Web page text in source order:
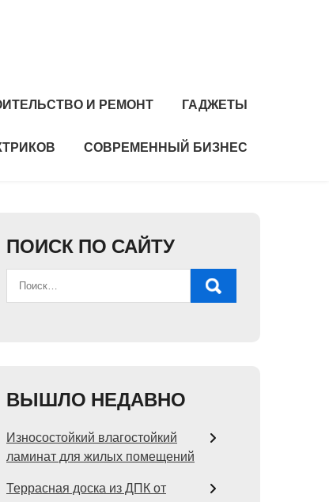
И РЕМОНТ ГАДЖЕТЫ
СОВРЕМЕННЫЙ БИЗНЕС
ПОИСК ПО САЙТУ
ВЫШЛО НЕДАВНО
Износостойкий влагостойкий
ламинат для жилых помещений
Террасная доска из ДПК от